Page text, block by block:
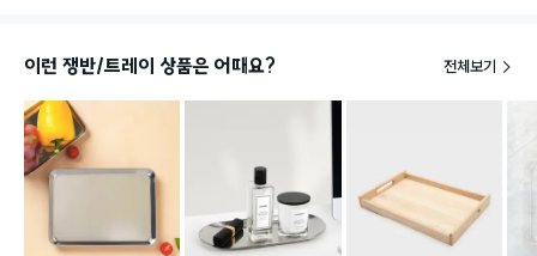
이런 쟁반/트레이 상품은 어때요? 전체보기